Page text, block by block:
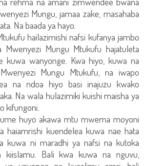
Mungu, jamaa zake, masahaba
Na baada ya hayo:
hailazimishi nafsi kufanya jambo
Mwenyezi Mungu Mtukufu hajatuleta
kuwa wanyonge. Kwa hiyo, kuwa na
Mungu Mtukufu, na iwapo
na ndoa hiyo basi inajuzu kwako
Na wala hulazimiki kuishi maisha ya
kifungoni.
huyo akawa mtu mwema moyoni
haiamrishi kuendelea kuwa nae hata
kuwa ni maradhi ya nafsi na kutoka
kiislamu. Bali kwa kuwa na nguvu,